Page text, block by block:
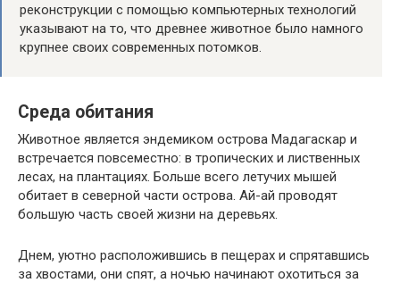
реконструкции с помощью компьютерных технологий
указывают на то, что древнее животное было намного
крупнее своих современных потомков.
Среда обитания
Животное является эндемиком острова Мадагаскар и
встречается повсеместно: в тропических и лиственных
лесах, на плантациях. Больше всего летучих мышей
обитает в северной части острова. Ай-ай проводят
большую часть своей жизни на деревьях.
Днем, уютно расположившись в пещерах и спрятавшись
за хвостами, они спят, а ночью начинают охотиться за